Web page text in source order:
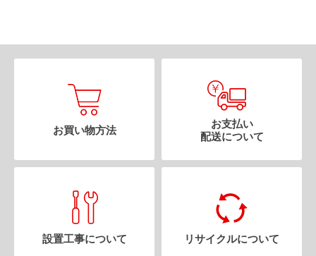
お買い物方法
お支払い
配送について
設置工事について リサイクルについて